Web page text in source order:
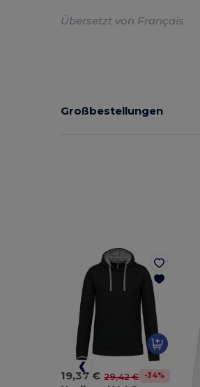
Übersetzt von Français
Großbestellungen
19,37 € 29,42 € -34%